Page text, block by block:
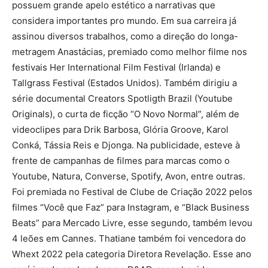
possuem grande apelo estético a narrativas que
considera importantes pro mundo. Em sua carreira já
assinou diversos trabalhos, como a direção do longa-
metragem Anastácias, premiado como melhor filme nos
festivais Her International Film Festival (Irlanda) e
Tallgrass Festival (Estados Unidos). Também dirigiu a
série documental Creators Spotligth Brazil (Youtube
Originals), o curta de ficção “O Novo Normal”, além de
videoclipes para Drik Barbosa, Glória Groove, Karol
Conká, Tássia Reis e Djonga. Na publicidade, esteve à
frente de campanhas de filmes para marcas como o
Youtube, Natura, Converse, Spotify, Avon, entre outras.
Foi premiada no Festival de Clube de Criação 2022 pelos
filmes “Você que Faz” para Instagram, e “Black Business
Beats” para Mercado Livre, esse segundo, também levou
4 leões em Cannes. Thatiane também foi vencedora do
Whext 2022 pela categoria Diretora Revelação. Esse ano